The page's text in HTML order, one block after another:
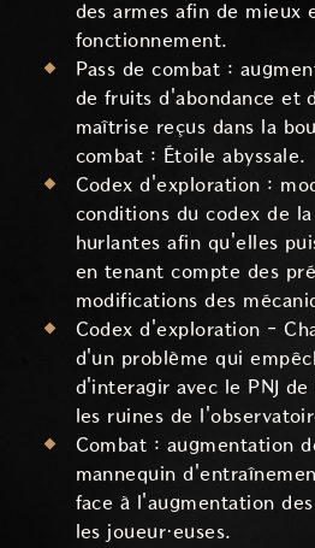
des armes afin de mieux
fonctionnement.
Pass de combat :
de fruits d'abondance et
maîtrise reçus dans la
combat : Étoile abyssale.
Codex d'exploration :
conditions du codex de
hurlantes afin qu'elles
en tenant compte des
modifications des
Codex d'exploration -
d'un problème qui
d'interagir avec le PNJ
les ruines de
Combat : augmentation
mannequin
face à l'augmentation
les joueur·euses.